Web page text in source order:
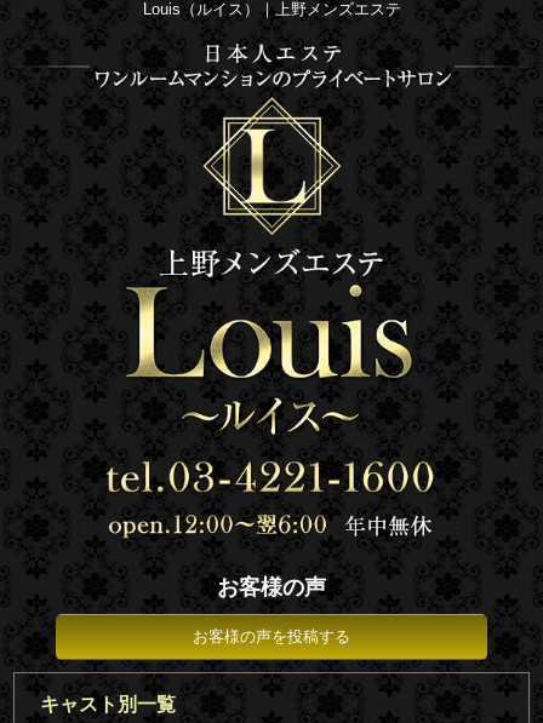
Louis（ルイス）｜上野メンズエステ
お客様の声
お客様の声を投稿する
キャスト別一覧